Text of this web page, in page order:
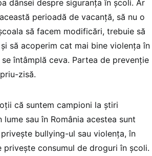
dânsei despre siguranța în școli. Ar
perioadă de vacanță, să nu o
să facem modificări, trebuie să
să acoperim cat mai bine violența în
întâmplă ceva. Partea de prevenție
zisă.
că suntem campioni la știri
sau în România acestea sunt
bullying-ul sau violența, în
consumul de droguri în școli.